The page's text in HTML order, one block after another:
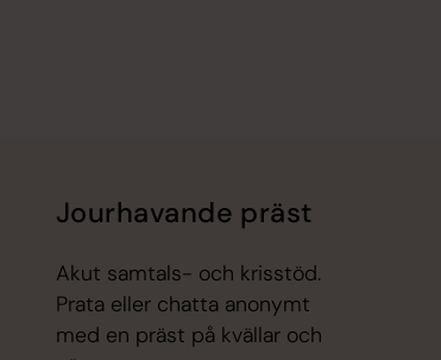
Jourhavande präst
Akut samtals- och krisstöd.
Prata eller chatta anonymt
med en präst på kvällar och